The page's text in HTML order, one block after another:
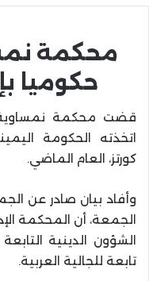
محكمة
حكوميا
قضت محكمة نمساوية،
اتخذته الحكومة
كورتز، العام الماضي.
وأفاد بيان صادر عن
الجمعة، أن المحكمة
الشؤون الدينية
تابعة للجالية العربية.